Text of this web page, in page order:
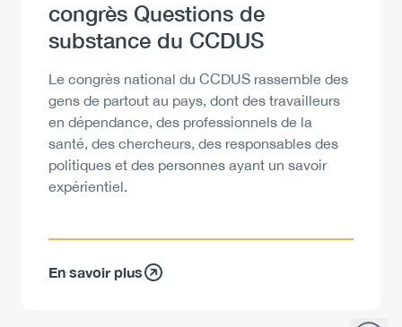
Heading
congrès Questions de
substance du CCDUS
Description
Le congrès national du CCDUS rassemble des
gens de partout au pays, dont des travailleurs
en dépendance, des professionnels de la
santé, des chercheurs, des responsables des
politiques et des personnes ayant un savoir
expérientiel.
En savoir plus